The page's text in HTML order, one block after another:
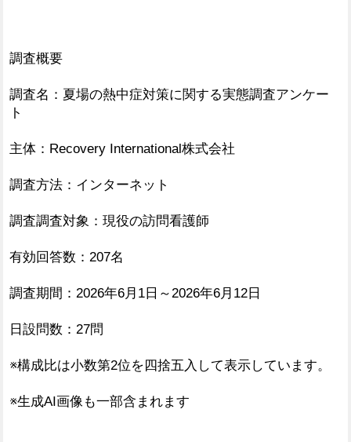
調査概要
調査名：夏場の熱中症対策に関する実態調査アンケー
ト
主体：Recovery International株式会社
調査方法：インターネット
調査調査対象：現役の訪問看護師
有効回答数：207名
調査期間：2026年6月1日～2026年6月12日
日設問数：27問
※構成比は小数第2位を四捨五入して表示しています。
※生成AI画像も一部含まれます